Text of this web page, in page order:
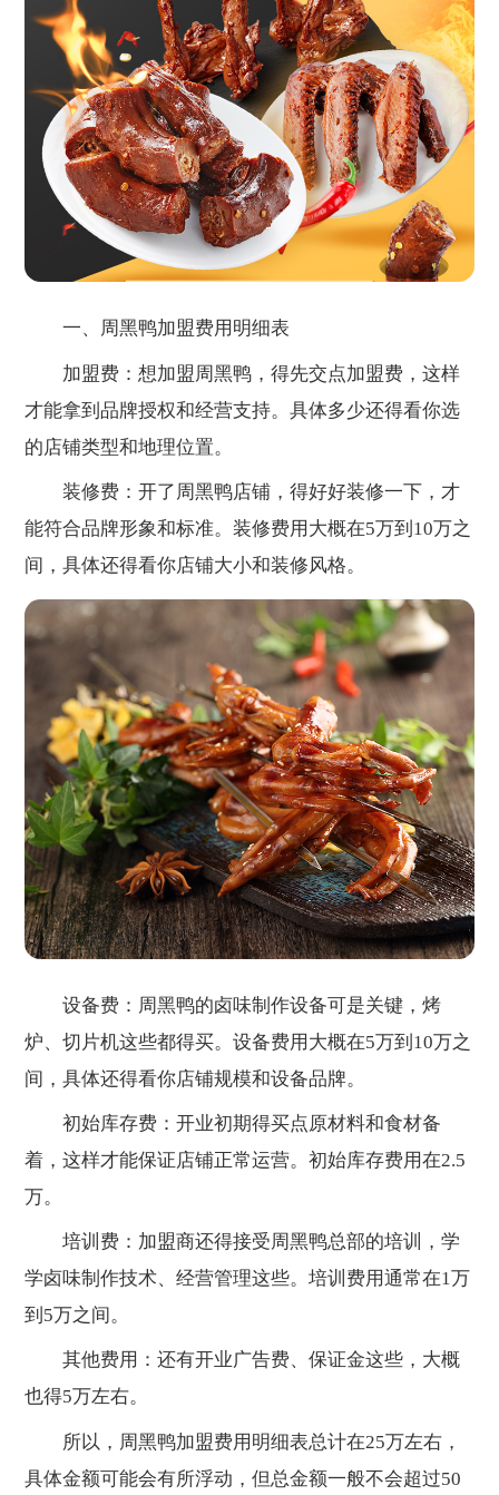
一、周黑鸭加盟费用明细表
加盟费：想加盟周黑鸭，得先交点加盟费，这样
才能拿到品牌授权和经营支持。具体多少还得看你选
的店铺类型和地理位置。
装修费：开了周黑鸭店铺，得好好装修一下，才
能符合品牌形象和标准。装修费用大概在5万到10万之
间，具体还得看你店铺大小和装修风格。
设备费：周黑鸭的卤味制作设备可是关键，烤
炉、切片机这些都得买。设备费用大概在5万到10万之
间，具体还得看你店铺规模和设备品牌。
初始库存费：开业初期得买点原材料和食材备
着，这样才能保证店铺正常运营。初始库存费用在2.5
万。
培训费：加盟商还得接受周黑鸭总部的培训，学
学卤味制作技术、经营管理这些。培训费用通常在1万
到5万之间。
其他费用：还有开业广告费、保证金这些，大概
也得5万左右。
所以，周黑鸭加盟费用明细表总计在25万左右，
具体金额可能会有所浮动，但总金额一般不会超过50